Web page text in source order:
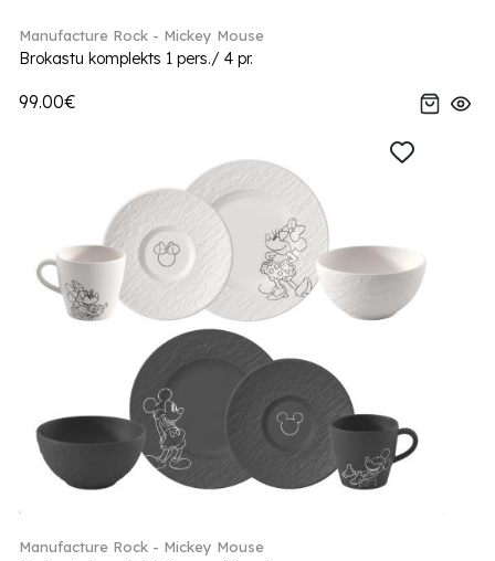
Manufacture Rock - Mickey Mouse
Brokastu komplekts 1 pers./ 4 pr.
99.00€
Manufacture Rock - Mickey Mouse